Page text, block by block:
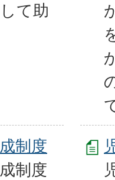
て助
制度
制度